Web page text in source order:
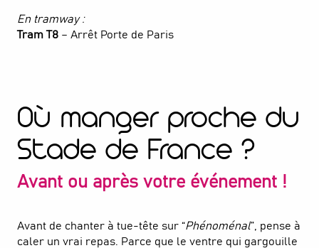
En tramway :
Tram T8 – Arrêt Porte de Paris
Où manger proche du
Stade de France ?
Avant ou après votre événement !
Avant de chanter à tue-tête sur “Phénoménal”, pense à
caler un vrai repas. Parce que le ventre qui gargouille